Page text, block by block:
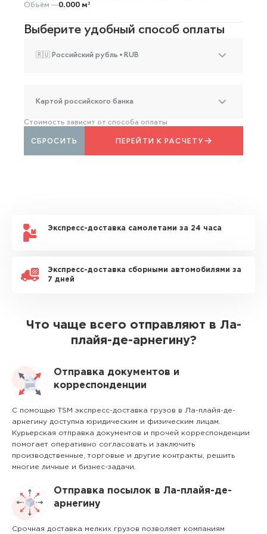
Объём —0.000 м³
Выберите удобный способ оплаты
🇷🇺 Российский рубль • RUB
Картой российского банка
Стоимость зависит от способа оплаты
ПЕРЕЙТИ К РАСЧЕТУ
СБРОСИТЬ
Экспресс-доставка самолетами за 24 часа
Экспресс-доставка сборными автомобилями за
7 дней
Что чаще всего отправляют в Ла-
плайя-де-арнегину?
Отправка документов и
корреспонденции
С помощью TSM экспресс-доставка грузов в Ла-плайя-де-
арнегину доступна юридическим и физическим лицам.
Курьерская отправка документов и прочей корреспонденции
помогает оперативно согласовать и заключить
производственные, торговые и другие контракты, решить
многие личные и бизнес-задачи.
Отправка посылок в Ла-плайя-де-
арнегину
Срочная доставка мелких грузов позволяет компаниям